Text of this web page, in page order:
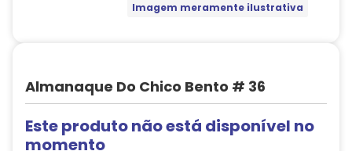
Imagem meramente ilustrativa
Almanaque Do Chico Bento # 36
Este produto não está disponível no
momento